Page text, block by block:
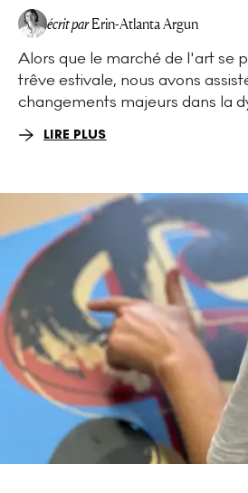
écrit par Erin-Atlanta Argun
Alors que le marché de l'art se
trêve estivale, nous avons
changements majeurs dans la
LIRE PLUS